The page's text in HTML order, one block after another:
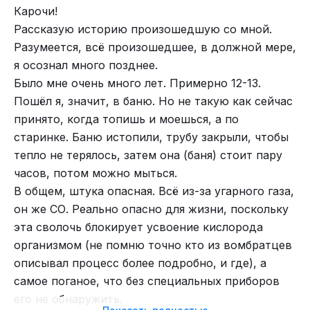
позиционировали как первый коммерческий
перелёт через Северный полюс. Полагая, что
полёт пройдёт «с запасом», они везли, помимо
минимально необходимого для его обеспечения,
немалые подарки американским властям.
Была получена радиограмма о том, что через
полюс пролетели, затем пришло глухое
сообщение о неисправности, и самолёт пропал.
Было много гипотез катастрофы, но обломки
самолёта и тела экипажа не найдены до сих
плодиться как кролики
казалось, оскорбляло само существование
авиации, взялись за дело со всей возможной
решимостью. Ранее надежные двигатели
отказывали, когда механик подкручивал винт;
аккумуляторные батареи необъяснимым образом
разряжались; топливо, тщательно
отфильтрованное через замшу, все равно
засоряло карбюраторы; гайки на критически
важных болтах ослабевали, даже если механики
клялись, что затянули их как следует; а шасси не
фиксировалось, что приводило к авариям.
работа Салавата Щербакова
Монумент открыт в столичном парке
"Ходынское поле". На протяжении столетия
здесь находился Центральный аэродром имени
М. В. Фрунзе, который был также главным
местом проведения испытания самолетов. Здесь
15 декабря 1938 года Чкалов погиб при
выполнении первого вылета на опытном
истребителе И-180. В 1998 году на месте падения
самолета Чкалова установлен памятный камень.
Памятник Чкалову пытались установить
несколько раз, в 1938 и в 2001 году, однако в
силу различных исторических обстоятельств
каждый раз их реализация откладывалось.
Карочи!
Рассказую историю произошедшую со мной.
Разумеется, всё произошедшее, в должной мере,
я осознал много позднее.
Было мне очень много лет. Примерно 12-13.
Пошёл я, значит, в баню. Но не такую как сейчас
принято, когда топишь и моешься, а по
старинке. Баню истопили, трубу закрыли, чтобы
тепло не терялось, затем она (баня) стоит пару
часов, потом можно мыться.
В общем, штука опасная. Всё из-за угарного газа,
он же СО. Реально опасно для жизни, поскольку
эта сволочь блокирует усвоение кислорода
организмом (не помню точно кто из вомбратцев
описывал процесс более подробно, и где), а
самое поганое, что без специальных приборов
его не обнаружить.